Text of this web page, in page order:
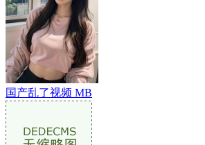
国产乱了视频 MB